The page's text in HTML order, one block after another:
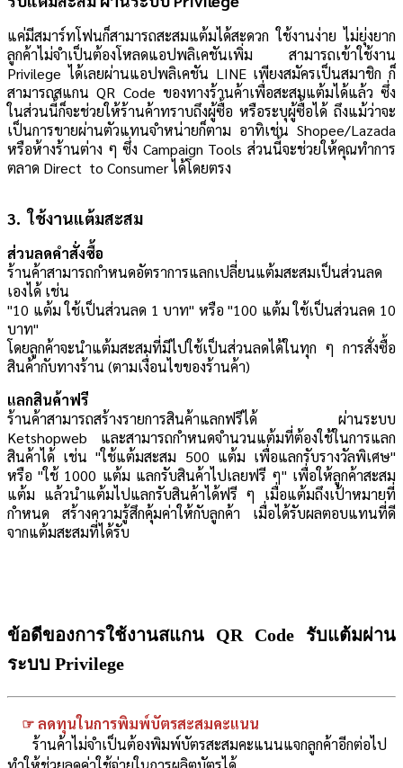
แค่มีสมาร์ทโฟนก็สามารถสะสมแต้มได้สะดวก ใช้งานง่าย ไม่ยุ่งยาก
ลูกค้าไม่จำเป็นต้องโหลดแอปพลิเคชันเพิ่ม สามารถเข้าใช้งาน
Privilege ได้เลยผ่านแอปพลิเคชัน LINE เพียงสมัครเป็นสมาชิก ก็
สามารถสแกน QR Code ของทางร้านค้าเพื่อสะสมแต้มได้แล้ว ซึ่ง
ในส่วนนี้ก็จะช่วยให้ร้านค้าทราบถึงผู้ซื้อ หรือระบุผู้ซื้อได้ ถึงแม้ว่าจะ
เป็นการขายผ่านตัวแทนจำหน่ายก็ตาม อาทิเช่น Shopee/Lazada
หรือห้างร้านต่าง ๆ ซึ่ง Campaign Tools ส่วนนี้จะช่วยให้คุณทำการ
ตลาด Direct to Consumer ได้โดยตรง
3. ใช้งานแต้มสะสม
ส่วนลดคำสั่งซื้อ
ร้านค้าสามารถกำหนดอัตราการแลกเปลี่ยนแต้มสะสมเป็นส่วนลด
เองได้ เช่น
"10 แต้ม ใช้เป็นส่วนลด 1 บาท" หรือ"100 แต้ม ใช้เป็นส่วนลด 10
บาท"
โดยลูกค้าจะนำแต้มสะสมที่มีไปใช้เป็นส่วนลดได้ในทุก ๆ การสั่งซื้อ
สินค้ากับทางร้าน (ตามเงื่อนไขของร้านค้า)
แลกสินค้าฟรี
ร้านค้าสามารถสร้างรายการสินค้าแลกฟรีได้ ผ่านระบบ
Ketshopweb และสามารถกำหนดจำนวนแต้มที่ต้องใช้ในการแลก
สินค้าได้ เช่น"ใช้แต้มสะสม 500 แต้ม เพื่อแลกรับรางวัลพิเศษ"
หรือ "ใช้ 1000 แต้ม แลกรับสินค้าไปเลยฟรี ๆ" เพื่อให้ลูกค้าสะสม
แต้ม แล้วนำแต้มไปแลกรับสินค้าได้ฟรี ๆ เมื่อแต้มถึงเป้าหมายที่
กำหนด สร้างความรู้สึกคุ้มค่าให้กับลูกค้า เมื่อได้รับผลตอบแทนที่ดี
จากแต้มสะสมที่ได้รับ
ข้อดีของการใช้งานสแกน QR Code รับแต้มผ่าน
ระบบ Privilege
☞ ลดทุนในการพิมพ์บัตรสะสมคะแนน
ร้านค้าไม่จำเป็นต้องพิมพ์บัตรสะสมคะแนนแจกลูกค้าอีกต่อไป